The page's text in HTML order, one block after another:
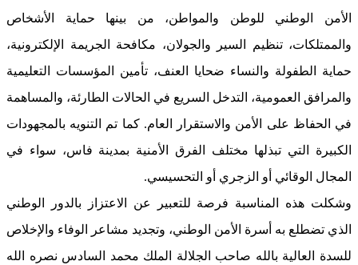
الأمن الوطني للوطن والمواطن، من بينها حماية الأشخاص
والممتلكات، تنظيم السير والجولان، مكافحة الجريمة الإلكترونية،
حماية الطفولة والنساء ضحايا العنف، تأمين المؤسسات التعليمية
والمرافق العمومية، التدخل السريع في الحالات الطارئة، والمساهمة
في الحفاظ على الأمن والاستقرار العام. كما تم التنويه بالمجهودات
الكبيرة التي تبذلها مختلف الفرق الأمنية بمدينة فاس، سواء في
المجال الوقائي أو الزجري أو التحسيسي.
وشكلت هذه المناسبة فرصة للتعبير عن الاعتزاز بالدور الوطني
الذي تضطلع به أسرة الأمن الوطني، وتجديد مشاعر الوفاء والإخلاص
للسدة العالية بالله صاحب الجلالة الملك محمد السادس نصره الله